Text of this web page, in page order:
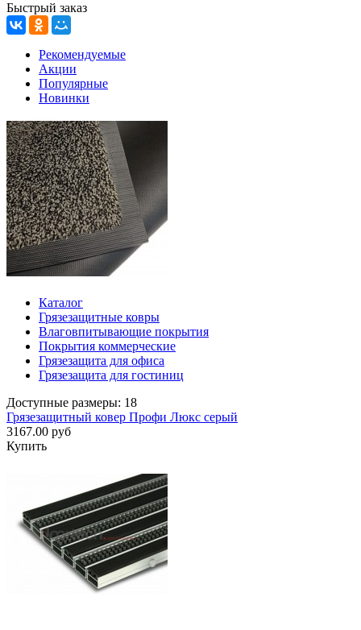
Быстрый заказ
Рекомендуемые
Акции
Популярные
Новинки
Каталог
Грязезащитные ковры
Влаговпитывающие покрытия
Покрытия коммерческие
Грязезащита для офиса
Грязезащита для гостиниц
Доступные размеры: 18
Грязезащитный ковер Профи Люкс серый
3167.00 руб
Купить